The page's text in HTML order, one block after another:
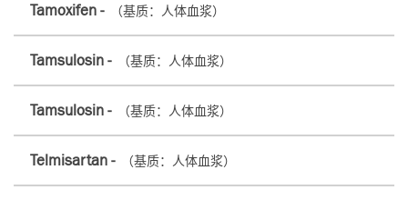
Tamoxifen - （基质：人体血浆）
Tamsulosin - （基质：人体血浆）
Tamsulosin - （基质：人体血浆）
Telmisartan - （基质：人体血浆）